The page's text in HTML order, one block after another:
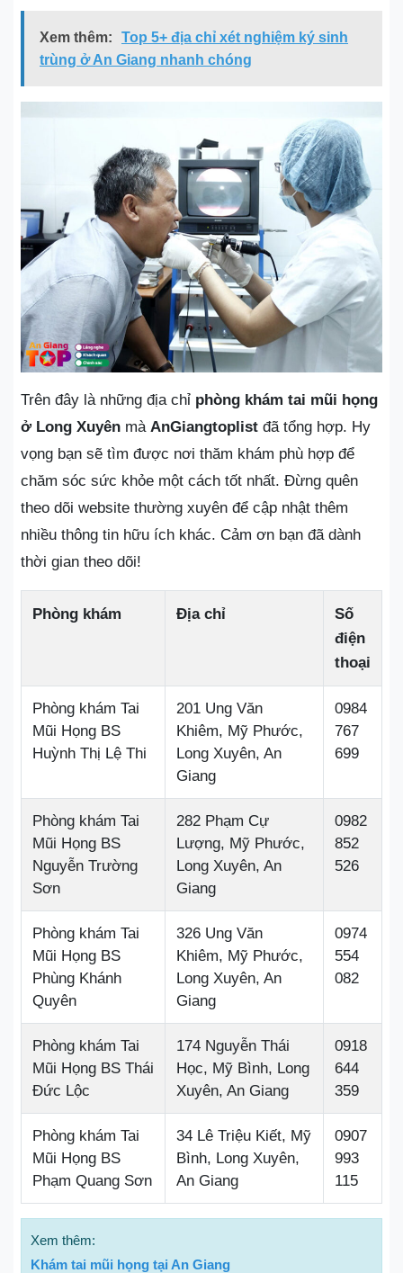
Xem thêm:
Top 5+ địa chỉ xét nghiệm ký sinh
trùng ở An Giang nhanh chóng
Trên đây là những địa chỉ phòng khám tai mũi họng
ở Long Xuyên mà AnGiangtoplist đã tổng hợp. Hy
vọng bạn sẽ tìm được nơi thăm khám phù hợp để
chăm sóc sức khỏe một cách tốt nhất. Đừng quên
theo dõi website thường xuyên để cập nhật thêm
nhiều thông tin hữu ích khác. Cảm ơn bạn đã dành
thời gian theo dõi!
Phòng khám Địa chỉ
Số
điện
thoại
Phòng khám Tai
Mũi Họng BS
Huỳnh Thị Lệ Thi
201 Ung Văn
Khiêm, Mỹ Phước,
Long Xuyên, An
Giang
0984
767
699
Phòng khám Tai
Mũi Họng BS
Nguyễn Trường
Sơn
282 Phạm Cự
Lượng, Mỹ Phước,
Long Xuyên, An
Giang
0982
852
526
Phòng khám Tai
Mũi Họng BS
Phùng Khánh
Quyên
326 Ung Văn
Khiêm, Mỹ Phước,
Long Xuyên, An
Giang
0974
554
082
Phòng khám Tai
Mũi Họng BS Thái
Đức Lộc
174 Nguyễn Thái
Học, Mỹ Bình, Long
Xuyên, An Giang
0918
644
359
Phòng khám Tai
Mũi Họng BS
Phạm Quang Sơn
34 Lê Triệu Kiết, Mỹ
Bình, Long Xuyên,
An Giang
0907
993
115
Xem thêm:
Khám tai mũi họng tại An Giang